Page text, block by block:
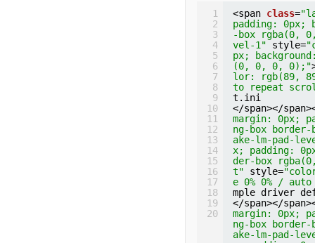
class
ng: 0px;
rgba(0, 0, 0,
</span></
margin: 0px;
ng-box
ake-lm-pad-
x; padding:
der-box
t"
style=
e 0% 0% /
m<span class
ding: 0px;
x rgba(0, 0,
b(0, 92, 197);
at scroll
= "cm-bracket"
ackground:
0, 0);" >(</
margin: 0px;
ng-box
t" style=
none 0% 0%
1
2
3
4
5
6
7
8
9
10
11
12
13
14
15
16
17
18
19
20
<span class=
padding: 0px;
-box rgba(0,
vel-1"
style=
px;
(0, 0, 0, 0);"
lor: rgb(89,
to repeat
t.ini
</span></
margin: 0px;
ng-box
ake-lm-pad-
x; padding:
der-box
t"
style=
e 0% 0% /
mple driver
</span></
margin: 0px;
ng-box
ake-lm-pad-